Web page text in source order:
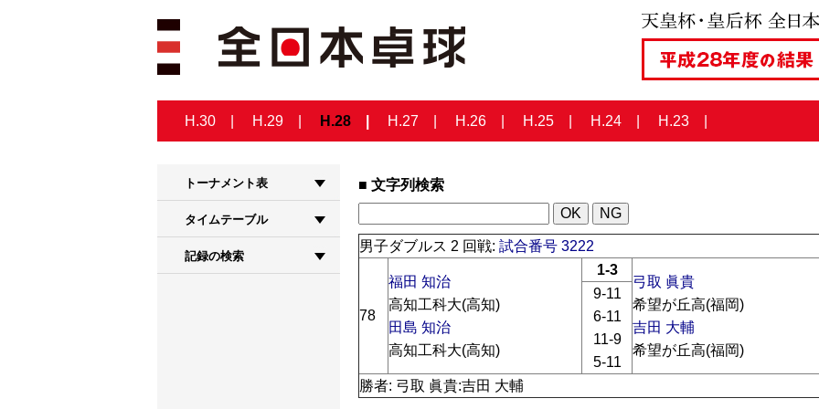
H.30 H.29 H.28 H.27 H.26 H.25 H.24 H.23
トーナメント表
タイムテーブル
記録の検索
文字列検索
男子ダブルス 2 回戦: 試合番号 3222
78
福田 知治
高知工科大(高知)
田島 知治
高知工科大(高知)
1-3
弓取 眞貴
希望が丘高(福岡)
吉田 大輔
希望が丘高(福岡)
9-11
6-11
11-9
5-11
勝者: 弓取 眞貴:吉田 大輔